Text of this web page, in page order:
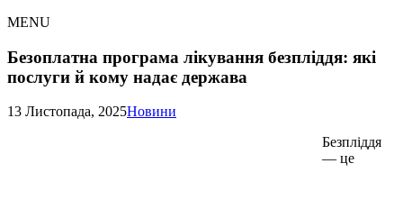
MENU
Безоплатна програма лікування безпліддя: які
послуги й кому надає держава
13 Листопада, 2025Новини
Безпліддя
— це